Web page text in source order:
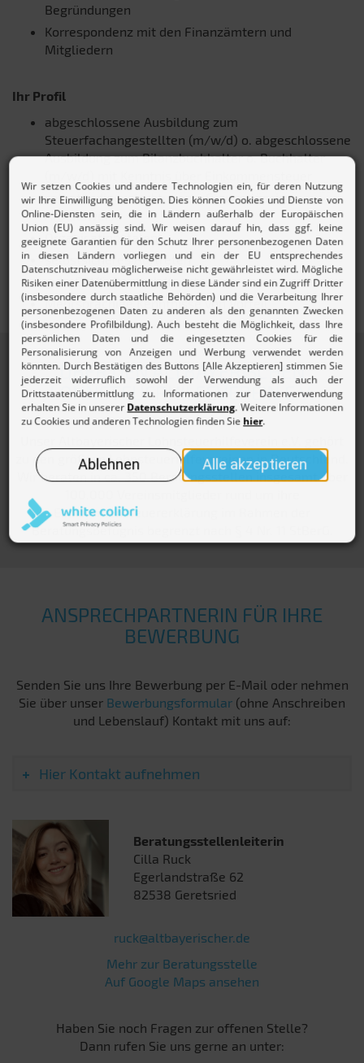
Begründungen
Korrespondenz mit den Finanzämtern und
Mitgliedern
Ihr Profil
abgeschlossene Ausbildung zum
Steuerfachangestellten (m/w/d) o. abgeschlossene
Ausbildung zum Bilanzbuchhalter o. Buchhalter
selbständige, strukturierte & zuverlässige
Arbeitsweise
Organisationstalent
selbstsicheres Auftreten
gute EDV& Deutsch Kenntnisse
Mehrsprachige Kenntnisse von Vorteil
ÜBER DEN ALTBAYERISCHEN
LOHNSTEUERHILFEVEREIN E.V.
zu den größten Lohnsteuerhilfevereinen in Deutschland.
Wir beraten in ca. 350 Beratungsstellen insgesamt über
Einkommensteuererklärung im Rahmen der
Beratungsbefugnis begrenzt nach § 4 Nr. 11 StBerG.
ANSPRECHPARTNERIN FÜR IHRE
BEWERBUNG
Senden Sie uns Ihre Bewerbung per E-Mail oder nehmen
Sie über unser Bewerbungsformular (ohne Anschreiben
und Lebenslauf) Kontakt mit uns auf:
Hier Kontakt aufnehmen
Beratungsstellenleiterin
Cilla Ruck
Egerlandstraße 62
82538 Geretsried
ruck@altbayerischer.de
Mehr zur Beratungsstelle
Auf Google Maps ansehen
Haben Sie noch Fragen zur offenen Stelle?
Dann rufen Sie uns gerne an unter: